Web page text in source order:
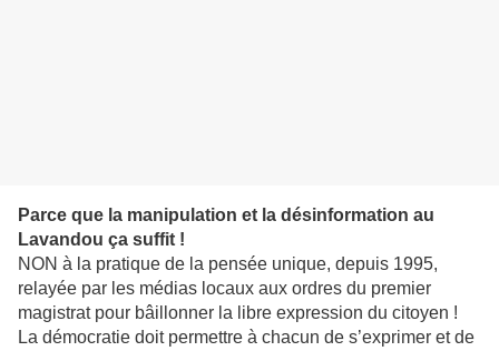
Parce que la manipulation et la désinformation au
Lavandou ça suffit !
NON à la pratique de la pensée unique, depuis 1995,
relayée par les médias locaux aux ordres du premier
magistrat pour bâillonner la libre expression du citoyen !
La démocratie doit permettre à chacun de s’exprimer et de